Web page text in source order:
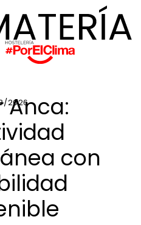
2026
Anca:
con